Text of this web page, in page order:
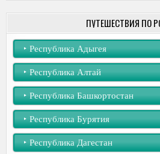
ПУТЕШЕСТВИЯ ПО
‣︎ Республика Адыгея
‣︎ Республика Алтай
‣︎ Республика Башкортостан
‣︎ Республика Бурятия
‣︎ Республика Дагестан